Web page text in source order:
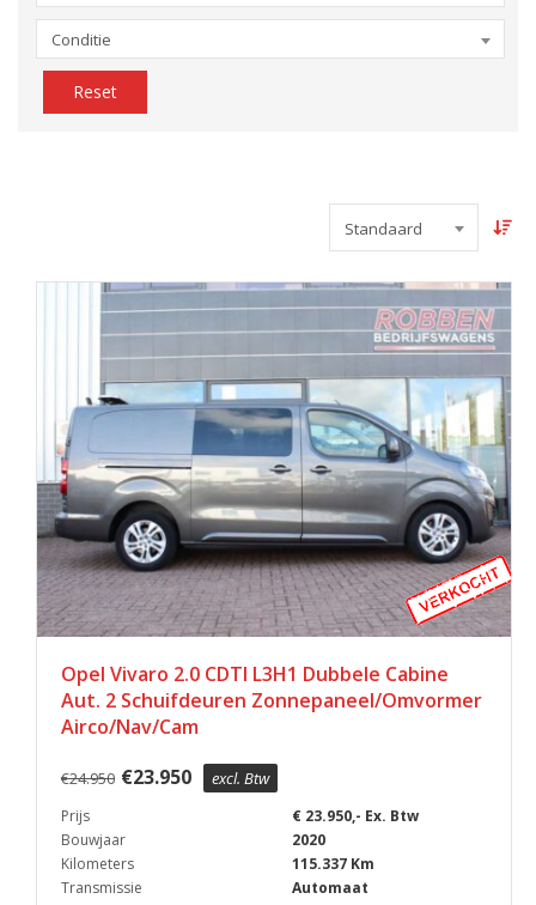
Conditie
Reset
Standaard
Opel Vivaro 2.0 CDTI L3H1 Dubbele Cabine
Aut. 2 Schuifdeuren Zonnepaneel/Omvormer
Airco/Nav/Cam
€24.950 €23.950 excl. Btw
Prijs
€ 23.950,- Ex. Btw
Bouwjaar
2020
Kilometers
115.337 Km
Transmissie
Automaat